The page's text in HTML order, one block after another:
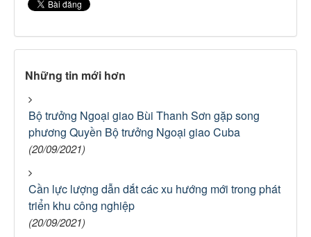
Những tin mới hơn
Bộ trưởng Ngoại giao Bùi Thanh Sơn gặp song
phương Quyền Bộ trưởng Ngoại giao Cuba
(20/09/2021)
Cần lực lượng dẫn dắt các xu hướng mới trong phát
triển khu công nghiệp
(20/09/2021)